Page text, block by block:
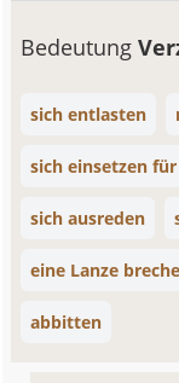
Bedeutung
sich entlasten
sich einsetzen für
sich ausreden
eine Lanze
abbitten